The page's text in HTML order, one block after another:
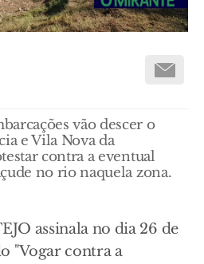
vão descer o
e Vila Nova da
contra a eventual
no rio naquela zona.
assinala no dia 26 de
"Vogar contra a